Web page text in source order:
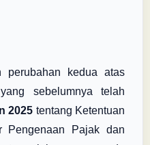
perubahan kedua atas
sebelumnya telah
2025 tentang Ketentuan
Pengenaan Pajak dan